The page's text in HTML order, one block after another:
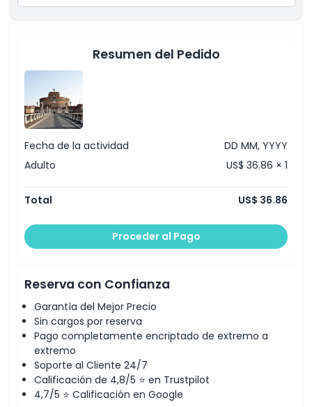
Horario de Apertura
Cosas a Saber
Política de Cancelación
Resumen del Pedido
Fecha de la actividad
DD MM, YYYY
Adulto
US$ 36.86 × 1
Total US$ 36.86
Proceder al Pago
Reserva con Confianza
Garantía del Mejor Precio
Sin cargos por reserva
Pago completamente encriptado de extremo a
extremo
Soporte al Cliente 24/7
Calificación de 4,8/5 ⭐ en Trustpilot
4,7/5 ⭐ Calificación en Google